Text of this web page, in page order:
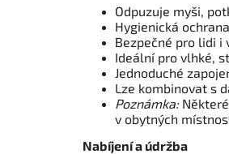
Odpuzuje myši,
Hygienická
Bezpečné pro lidi i
Ideální pro vlhké,
Jednoduché
Lze kombinovat s
Poznámka:Některé
v obytných
Nabíjení a údržba